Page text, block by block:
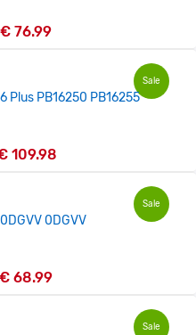
€ 76.99
Sale
Plus PB16250 PB16255
109.98
Sale
0DGVV
€ 68.99
Sale